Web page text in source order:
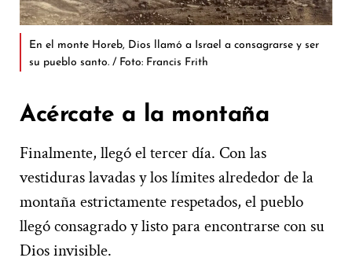
En el monte Horeb, Dios llamó a Israel a consagrarse y ser
su pueblo santo. / Foto: Francis Frith
Acércate a la montaña
Finalmente, llegó el tercer día. Con las
vestiduras lavadas y los límites alrededor de la
montaña estrictamente respetados, el pueblo
llegó consagrado y listo para encontrarse con su
Dios invisible.